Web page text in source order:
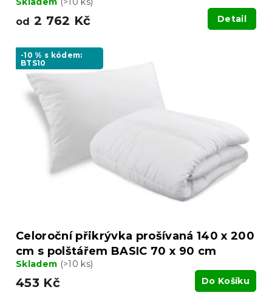
od 2 762 Kč Detail
-10 % s kódem:
BTS10
Celoroční přikrývka prošívaná 140 x 200
cm s polštářem BASIC 70 x 90 cm
Skladem (>10 ks)
453 Kč Do Košíku